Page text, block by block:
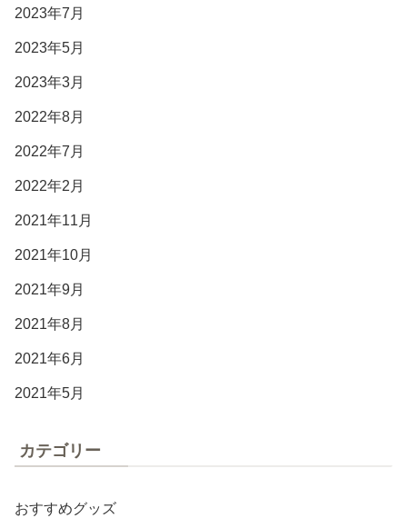
2023年7月
2023年5月
2023年3月
2022年8月
2022年7月
2022年2月
2021年11月
2021年10月
2021年9月
2021年8月
2021年6月
2021年5月
カテゴリー
おすすめグッズ